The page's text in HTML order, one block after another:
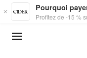
Skip to main content
Pourquoi
Profitez de -15 %